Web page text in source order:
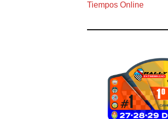
Tiempos Online